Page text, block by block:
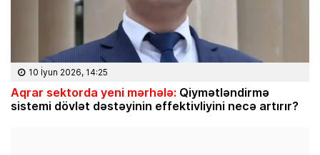
10 İyun 2026, 14:25
Aqrar sektorda yeni mərhələ: Qiymətləndirmə
sistemi dövlət dəstəyinin effektivliyini necə artırır?